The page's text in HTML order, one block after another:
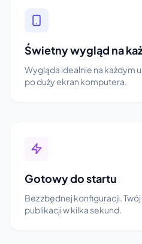
Świetny wygląd na
Wygląda idealnie na każdym
po duży ekran komputera.
Gotowy do startu
Bez zbędnej konfiguracji.
publikacji w kilka sekund.